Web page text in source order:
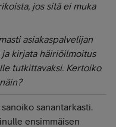
jos sitä ei muka
asiakaspalvelijan
kirjata häiriöilmoitus
tutkittavaksi. Kertoiko
sanantarkasti.
ensimmäisen